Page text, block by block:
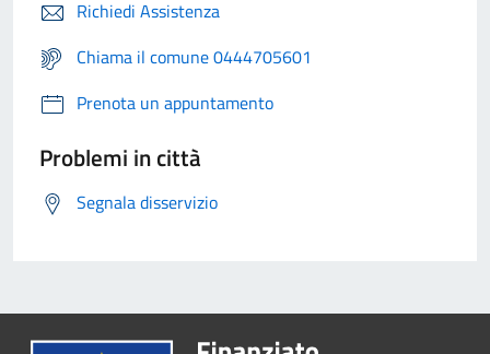
Richiedi Assistenza
Chiama il comune 0444705601
Prenota un appuntamento
Problemi in città
Segnala disservizio